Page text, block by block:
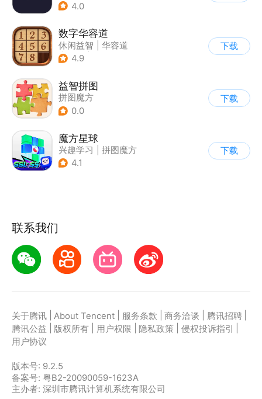
4.0
数字华容道
休闲益智
华容道
| 烧脑
4.9
下载
益智拼图
拼图魔方
| 儿童益智游戏
0.0
下载
魔方星球
兴趣学习
拼图魔方
4.1
下载
联系我们
关于腾讯 About Tencent 服务条款 商务洽谈 腾讯招聘
腾讯公益
版权所有 用户权限 隐私政策 侵权投诉指引
用户协议
版本号: 9.2.5
备案号: 粤B2-20090059-1623A
主办者: 深圳市腾讯计算机系统有限公司